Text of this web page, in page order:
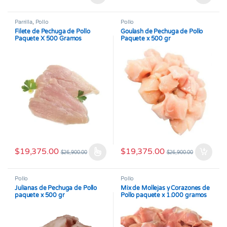
Parrilla, Pollo
Filete de Pechuga de Pollo
Paquete X 500 Gramos
$19,375.00 $26,900.00
Este producto tiene múltiples variantes. Las opciones se
Pollo
Goulash de Pechuga de Pollo
Paquete x 500 gr
$19,375.00 $26,900.00
Pollo
Julianas de Pechuga de Pollo
paquete x 500 gr
Pollo
Mix de Mollejas y Corazones de
Pollo paquete x 1.000 gramos